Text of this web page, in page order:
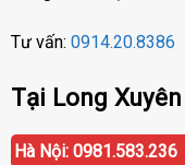
Tư vấn: 0914.20.8386
Tại Long
Địa chỉ: Số 417 Phạm
Hà Nội: 0981.583.236